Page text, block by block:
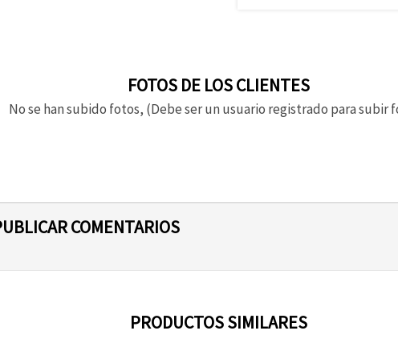
FOTOS DE LOS CLIENTES
No se han subido fotos, (Debe ser un usuario registrado para subir
COMENTARIOS
PRODUCTOS SIMILARES